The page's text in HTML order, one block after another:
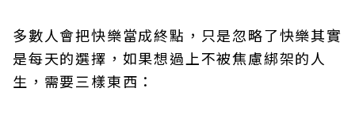
多數人會把快樂當成終點，只是忽略了快樂其實
是每天的選擇，如果想過上不被焦慮綁架的人
生，需要三樣東西：